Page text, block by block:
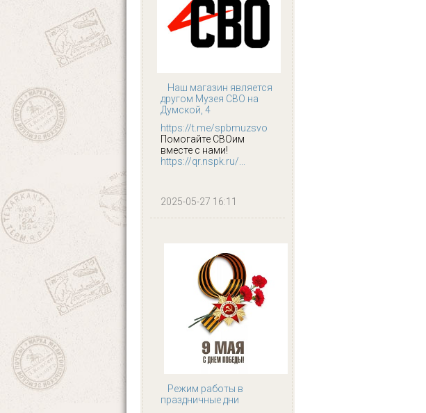
Наш магазин является
другом Музея СВО на
Думской, 4
https://t.me/spbmuzsvo
Помогайте СВОим
вместе с нами!
https://qr.nspk.ru/...
2025-05-27 16:11
Режим работы в
праздничные дни